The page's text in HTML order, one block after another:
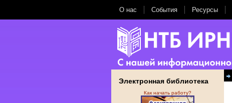
О нас События Ресурсы
Электронная библиотека
Как начать работу?